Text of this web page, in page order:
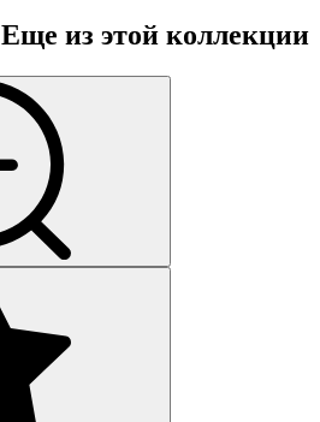
Еще из этой коллекции